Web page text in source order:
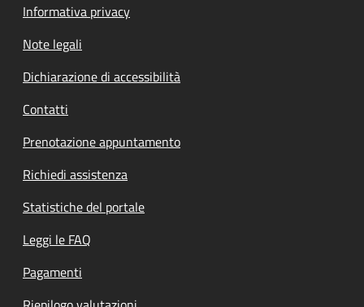
Informativa privacy
Note legali
Dichiarazione di accessibilità
Contatti
Prenotazione appuntamento
Richiedi assistenza
Statistiche del portale
Leggi le FAQ
Pagamenti